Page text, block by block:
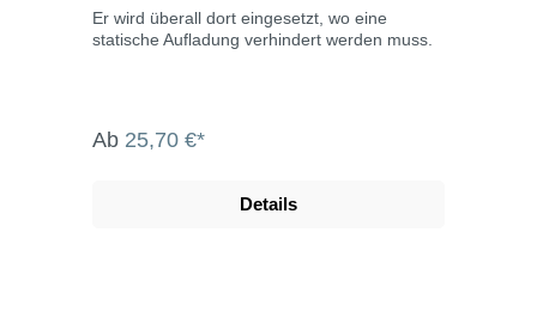
Er wird überall dort eingesetzt, wo eine
statische Aufladung verhindert werden muss.
Ab 25,70 €*
Details